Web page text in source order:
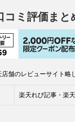
ミ評価まと
舗のレビューサイト略
楽天れび記事・楽